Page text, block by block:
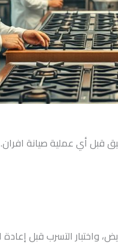
قبل أي عملية صيانة افران.
واختبار التسرب قبل